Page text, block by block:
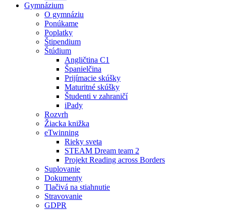
Gymnázium
O gymnáziu
Ponúkame
Poplatky
Štipendium
Štúdium
Angličtina C1
Španielčina
Prijímacie skúšky
Maturitné skúšky
Študenti v zahraničí
iPady
Rozvrh
Žiacka knižka
eTwinning
Rieky sveta
STEAM Dream team 2
Projekt Reading across Borders
Suplovanie
Dokumenty
Tlačivá na stiahnutie
Stravovanie
GDPR